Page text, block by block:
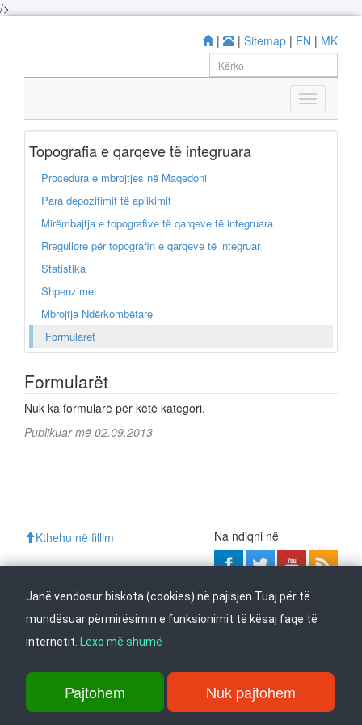
/>
|
| Sitemap | EN | MK
Topografia e qarqeve të integruara
Procedura e mbrojtjes në Maqedoni
Para depozitimit të aplikimit
Mirëmbajtja e topografive të qarqeve të integruara
Rregullore për topografin e qarqeve të integruar
Statistika
Shpenzimet
Mbrojtja Ndërkombëtare
Formularet
Formularët
Nuk ka formularë për këtë kategori.
Publikuar më 02.09.2013
Kthehu në fillim Na ndiqni në
rr. Dame Gruev 14, Garazha në kate Beko, kati i 1-rë, 1000 Shkup, Tel:
+389 2 3103 601 (641), Faks: +389 2 3137 149 | info@ippo.gov.mk
Janë vendosur biskota (cookies) në pajisjen Tuaj për të
mundësuar përmirësimin e funksionimit të kësaj faqe të
internetit. Lexo më shumë
Pajtohem Nuk pajtohem